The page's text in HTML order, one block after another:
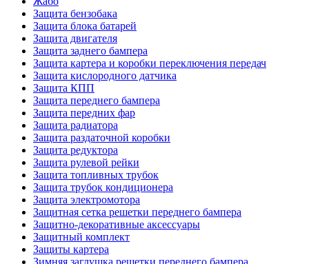
Защита бензобака
Защита блока батарей
Защита двигателя
Защита заднего бампера
Защита картера и коробки переключения передач
Защита кислородного датчика
Защита КПП
Защита переднего бампера
Защита передних фар
Защита радиатора
Защита раздаточной коробки
Защита редуктора
Защита рулевой рейки
Защита топливных трубок
Защита трубок кондиционера
Защита электромотора
Защитная сетка решетки переднего бампера
Защитно-декоративные аксессуары
Защитный комплект
Защиты картера
Зимняя заглушка решетки переднего бампера